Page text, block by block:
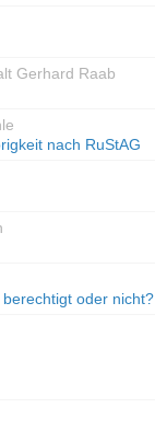
Gerhard Raab
nach RuStAG
oder nicht?